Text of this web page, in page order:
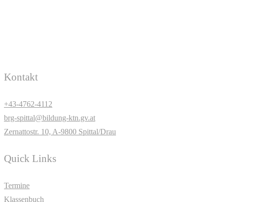
Kontakt
+43-4762-4112
brg-spittal@bildung-ktn.gv.at
Zernattostr. 10, A-9800 Spittal/Drau
Quick Links
Termine
Klassenbuch